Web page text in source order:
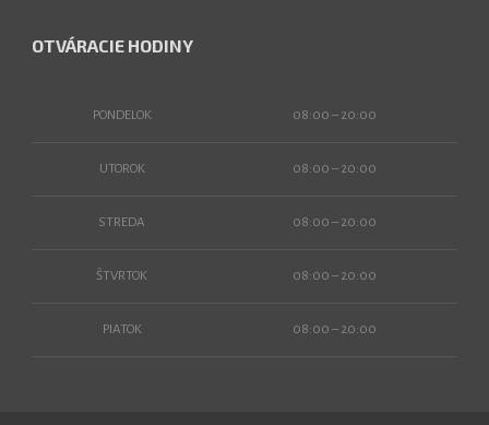
OTVÁRACIE HODINY
PONDELOK 08:00 – 20:00
UTOROK 08:00 – 20:00
STREDA 08:00 – 20:00
ŠTVRTOK 08:00 – 20:00
PIATOK 08:00 – 20:00